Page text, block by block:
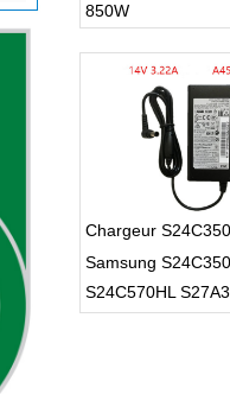
DPS-850AB-1 A
850W
Chargeur
Samsung
S24C570HL